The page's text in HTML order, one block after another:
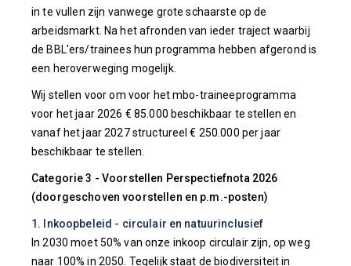
in te vullen zijn vanwege grote schaarste op de
arbeidsmarkt. Na het afronden van ieder traject waarbij
de BBL'ers/trainees hun programma hebben afgerond is
een heroverweging mogelijk.
Wij stellen voor om voor het mbo-traineeprogramma
voor het jaar 2026 € 85.000 beschikbaar te stellen en
vanaf het jaar 2027 structureel € 250.000 per jaar
beschikbaar te stellen.
Categorie 3 - Voorstellen Perspectiefnota 2026
(doorgeschoven voorstellen en p.m.-posten)
1. Inkoopbeleid - circulair en natuurinclusief
In 2030 moet 50% van onze inkoop circulair zijn, op weg
naar 100% in 2050. Tegelijk staat de biodiversiteit in